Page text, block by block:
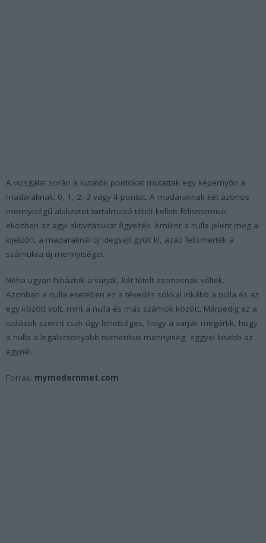
A vizsgálat során a kutatók pontokat mutattak egy képernyőn a
madaraknak: 0, 1, 2, 3 vagy 4 pontot. A madaraknak két azonos
mennyiségű alakzatot tartalmazó tételt kellett felismerniük,
eközben az agyi aktivitásukat figyelték. Amikor a nulla jelent meg a
kijelzőn, a madaraknál új idegsejt gyúlt ki, azaz felismerték a
számukra új mennyiséget.
Néha ugyan hibáztak a varjak, két tételt azonosnak véltek.
Azonban a nulla esetében ez a tévedés sokkal inkább a nulla és az
egy között volt, mint a nulla és más számok között. Márpedig ez a
tudósok szerint csak úgy lehetséges, hogy a varjak megértik, hogy
a nulla a legalacsonyabb numerikus mennyiség, eggyel kisebb az
egynél.
Forrás: mymodernmet.com